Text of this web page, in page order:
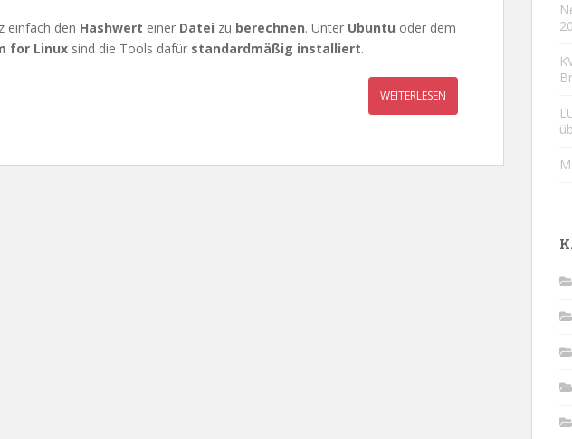
einfach den Hashwert einer Datei zu berechnen. Unter Ubuntu oder dem
for Linux sind die Tools dafür standardmäßig installiert.
WEITERLESEN